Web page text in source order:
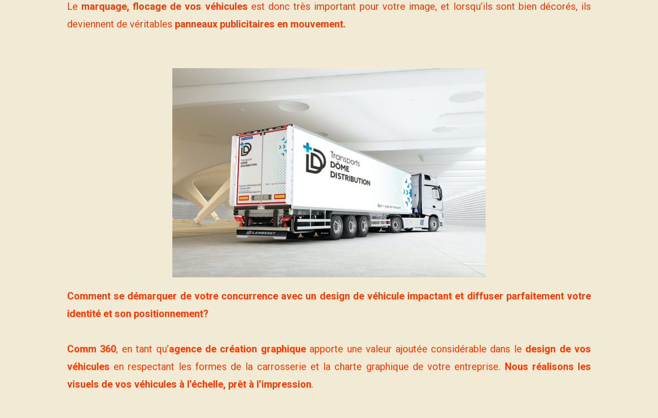
Le marquage, flocage de vos véhicules est donc très important pour votre image, et lorsqu’ils sont bien décorés, ils
deviennent de véritables panneaux publicitaires en mouvement.
Comment se démarquer de votre concurrence avec un design de véhicule impactant et diffuser parfaitement votre
identité et son positionnement?
Comm 360, en tant qu’agence de création graphiqueapporte une valeur ajoutée considérable dans le design de vos
véhicules en respectant les formes de la carrosserie et la charte graphique de votre entreprise. Nous réalisons les
visuels de vos véhicules à l’échelle, prêt à l’impression.